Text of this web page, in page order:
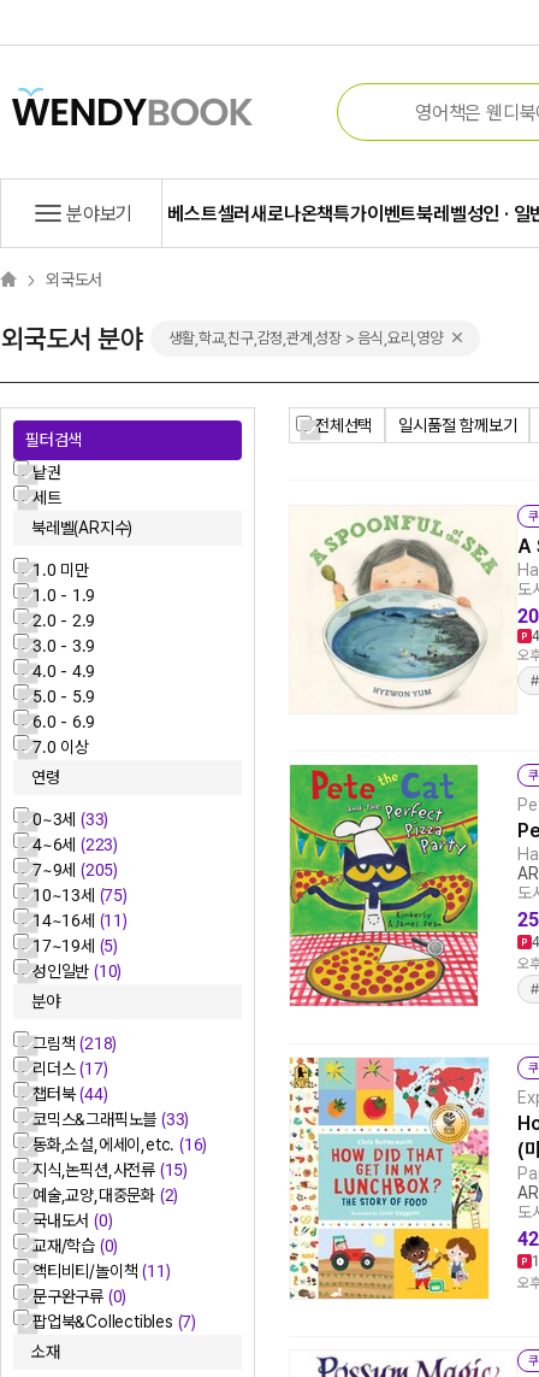
분야보기 베스트셀러새로나온책특가이벤트북레벨성인 · 일
외국도서
외국도서 분야 생활,학교,친구,감정,관계,성장 > 음식,요리,영양
필터검색
낱권
세트
북레벨(AR지수)
1.0 미만
1.0 - 1.9
2.0 - 2.9
3.0 - 3.9
4.0 - 4.9
5.0 - 5.9
6.0 - 6.9
7.0 이상
연령
0~3세 (33)
4~6세 (223)
7~9세 (205)
10~13세 (75)
14~16세 (11)
17~19세 (5)
성인일반 (10)
분야
그림책(218)
리더스(17)
챕터북(44)
코믹스&그래픽노블(33)
동화,소설,에세이,etc. (16)
지식,논픽션,사전류 (15)
예술,교양,대중문화 (2)
국내도서 (0)
교재/학습 (0)
액티비티/놀이책(11)
문구완구류 (0)
팝업북&Collectibles (7)
소재
전체선택 일시품절 함께보기
A
도
20
오
도
25
오
(
도
42
오